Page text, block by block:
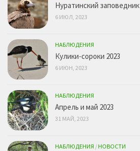
Нуратинский заповедник
6 ИЮЛ, 2023
НАБЛЮДЕНИЯ
Кулики-сороки 2023
6 ИЮН, 2023
НАБЛЮДЕНИЯ
Апрель и май 2023
31 МАЙ, 2023
НАБЛЮДЕНИЯ /НОВОСТИ